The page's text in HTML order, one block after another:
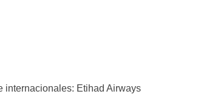
internacionales: Etihad Airways